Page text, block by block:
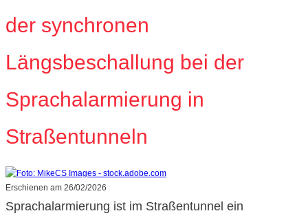
der synchronen
Längsbeschallung bei der
Sprachalarmierung in
Straßentunneln
Erschienen am 26/02/2026
Sprachalarmierung ist im Straßentunnel ein